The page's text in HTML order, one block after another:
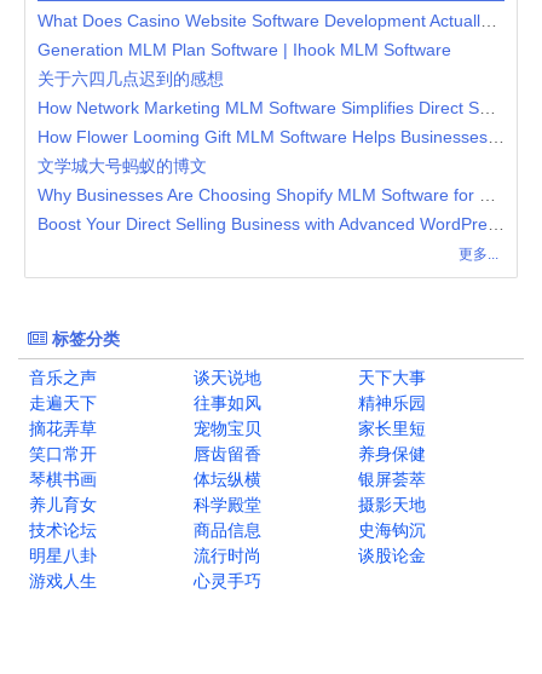
Generation MLM Plan Software | Ihook MLM Software
关于六四几点迟到的感想
文学城大号蚂蚁的博文
更多...
标签分类
音乐之声
谈天说地
天下大事
走遍天下
往事如风
精神乐园
摘花弄草
宠物宝贝
家长里短
笑口常开
唇齿留香
养身保健
琴棋书画
体坛纵横
银屏荟萃
养儿育女
科学殿堂
摄影天地
技术论坛
商品信息
史海钩沉
明星八卦
流行时尚
谈股论金
游戏人生
心灵手巧